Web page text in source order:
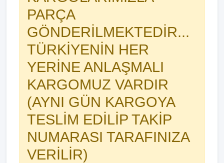
PARÇA
GÖNDERİLMEKTEDİR...
TÜRKİYENİN HER
YERİNE ANLAŞMALI
KARGOMUZ VARDIR
(AYNI GÜN KARGOYA
TESLİM EDİLİP TAKİP
NUMARASI TARAFINIZA
VERİLİR)